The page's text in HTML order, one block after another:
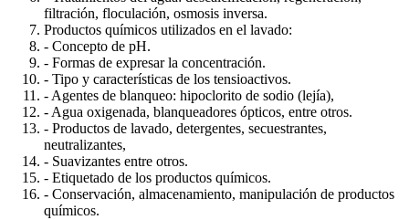
filtración, floculación, osmosis inversa.
Productos químicos utilizados en el lavado:
- Concepto de pH.
- Formas de expresar la concentración.
- Tipo y características de los tensioactivos.
- Agentes de blanqueo: hipoclorito de sodio (lejía),
- Agua oxigenada, blanqueadores ópticos, entre otros.
- Productos de lavado, detergentes, secuestrantes,
neutralizantes,
- Suavizantes entre otros.
- Etiquetado de los productos químicos.
- Conservación, almacenamiento, manipulación de productos
químicos.